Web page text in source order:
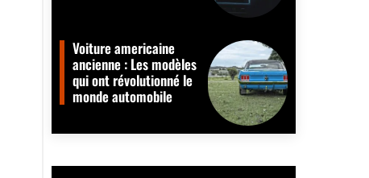
Voiture americaine
ancienne : Les modèles
qui ont révolutionné le
monde automobile